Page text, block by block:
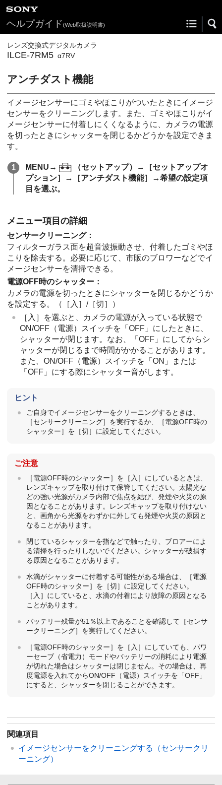
ヘルプガイド(Web取扱説明書)
レンズ交換式デジタルカメラ
ILCE-7RM5 α7RV
アンチダスト機能
イメージセンサーにゴミやほこりがついたときにイメージ
センサーをクリーニングします。また、ゴミやほこりがイ
メージセンサーに付着しにくくなるように、カメラの電源
を切ったときにシャッターを閉じるかどうかを設定できま
す。
MENU → （セットアップ）→
［セットアップオ
プション］
→ ［アンチダスト機能］
→希望の設定項
目を選ぶ。
メニュー項目の詳細
センサークリーニング：
フィルターガラス面を超音波振動させ、付着したゴミやほ
こりを除去する。必要に応じて、市販のブロワーなどでイ
メージセンサーを清掃できる。
電源OFF時のシャッター ：
カメラの電源を切ったときにシャッターを閉じるかどうか
を設定する。（
［入］ /［切］
）
［入］
を選ぶと、カメラの電源が入っている状態で
ON/OFF（電源）スイッチを「OFF」にしたときに、
シャッターが閉じます。なお、「OFF」にしてからシ
ャッターが閉じるまで時間がかかることがあります。
また、ON/OFF（電源）スイッチを「ON」または
「OFF」にする際にシャッター音がします。
ヒント
ご自身でイメージセンサーをクリーニングするときは、
［センサークリーニング］ を実行するか、
［電源OFF時の
シャッター］ を ［切］ に設定してください。
ご注意
［電源OFF時のシャッター］ を ［入］ にしているときは、
レンズキャップを取り付けて保管してください。太陽光な
どの強い光源がカメラ内部で焦点を結び、発煙や火災の原
因となることがあります。レンズキャップを取り付けない
と、画角から光源をわずかに外しても発煙や火災の原因と
なることがあります。
閉じているシャッターを指などで触ったり、ブロアーによ
る清掃を行ったりしないでください。シャッターが破損す
る原因となることがあります。
水滴がシャッターに付着する可能性がある場合は、
［電源
OFF時のシャッター］ を ［切］ に設定してください。
［入］ にしていると、水滴の付着により故障の原因となる
ことがあります。
バッテリー残量が51％以上であることを確認して ［センサ
ークリーニング］ を実行してください。
［電源OFF時のシャッター］ を ［入］ にしていても、パワ
ーセーブ（省電力）モードやバッテリーの消耗により電源
が切れた場合はシャッターは閉じません。その場合は、再
度電源を入れてからON/OFF（電源）スイッチを「OFF」
にすると、シャッターを閉じることができます。
関連項目
イメージセンサーをクリーニングする（センサークリ
ーニング）